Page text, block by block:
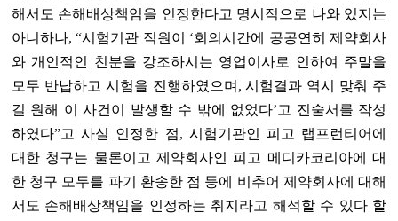
해서도 손해배상책임을 인정한다고 명시적으로 나와 있지는
아니하나,“시험기관 직원이 ‘회의시간에 공공연히 제약회사
와 개인적인 친분을 강조하시는 영업이사로 인하여 주말을
모두 반납하고 시험을 진행하였으며 ,시험결과 역시 맞춰 주
길 원해 이 사건이 발생할 수 밖에 없었다’고 진술서를 작성
하였다”고 사실 인정한 점, 시험기관인 피고 랩프런티어에
대한 청구는 물론이고 제약회사인 피고 메디카코리아에 대
한 청구 모두를 파기 환송한 점 등에 비추어 제약회사에 대해
서도 손해배상책임을 인정하는 취지라고 해석할 수 있다 할